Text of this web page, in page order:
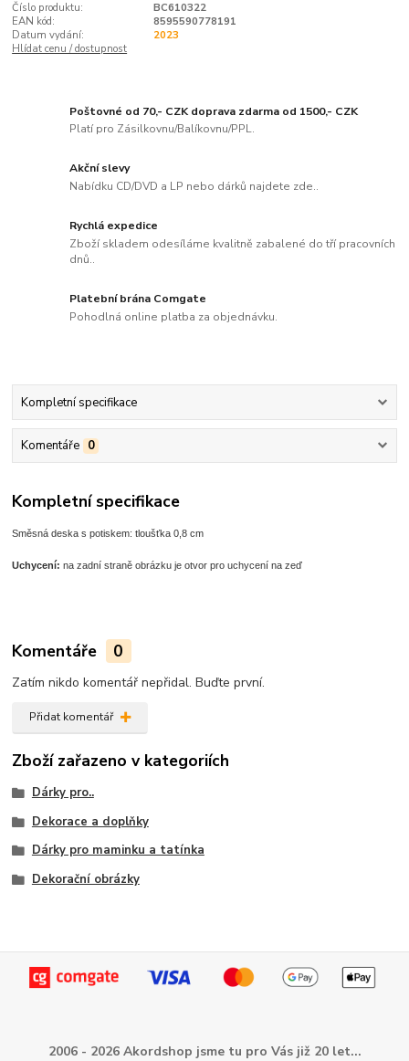
Číslo produktu:
BC610322
EAN kód:
8595590778191
Datum vydání:
2023
Hlídat cenu / dostupnost
Poštovné od 70,- CZK doprava zdarma od 1500,- CZK
Platí pro Zásilkovnu/Balíkovnu/PPL.
Akční slevy
Nabídku CD/DVD a LP nebo dárků najdete zde..
Rychlá expedice
Zboží skladem odesíláme kvalitně zabalené do tří pracovních
dnů..
Platební brána Comgate
Pohodlná online platba za objednávku.
Kompletní specifikace
Komentáře 0
Kompletní specifikace
Směsná deska s potiskem: tloušťka 0,8 cm
Uchycení: na zadní straně obrázku je otvor pro uchycení na zeď
Komentáře 0
Zatím nikdo komentář nepřidal. Buďte první.
Přidat komentář
Zboží zařazeno v kategoriích
Dárky pro..
Dekorace a doplňky
Dárky pro maminku a tatínka
Dekorační obrázky
2006 - 2026 Akordshop jsme tu pro Vás již 20 let...